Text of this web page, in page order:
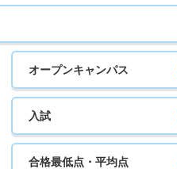
オープンキャンパス
入試
合格最低点・平均点